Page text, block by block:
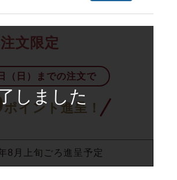
文限定
（日）までの注文で
ポイント進呈！
8月上旬ごろ進呈予定